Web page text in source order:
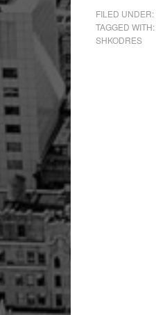
FILED UNDER:
TAGGED WITH:
SHKODRES